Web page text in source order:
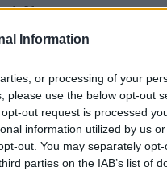
Information
or processing of your
please use the below opt-out
out request is processed
information utilized by us
out. You may separately
parties on the IAB’s list of
di Mercurago.
è stata scelto il
“Giornata
Generale delle